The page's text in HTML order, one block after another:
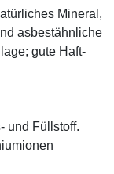
Mineral,
asbestähnliche
gute Haft-
und Füllstoff.